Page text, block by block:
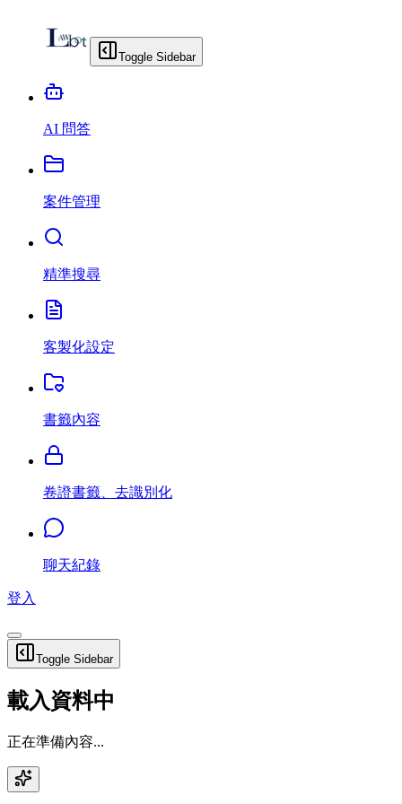
Toggle Sidebar
AI 問答
案件管理
精準搜尋
客製化設定
書籤內容
卷證書籤、去識別化
聊天紀錄
登入
Toggle Sidebar
載入資料中
正在準備內容...